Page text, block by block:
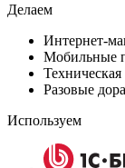
Делаем
Интернет-
Мобильные
Разовые
Используем